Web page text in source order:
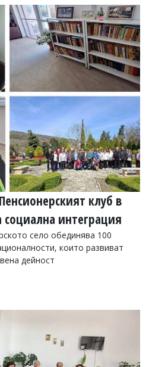
клуб в
интеграция
село обединява 100
които развиват
дейност